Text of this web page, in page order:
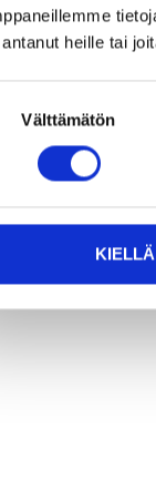
heille tai
Välttämätön
KIELLÄ
PADS